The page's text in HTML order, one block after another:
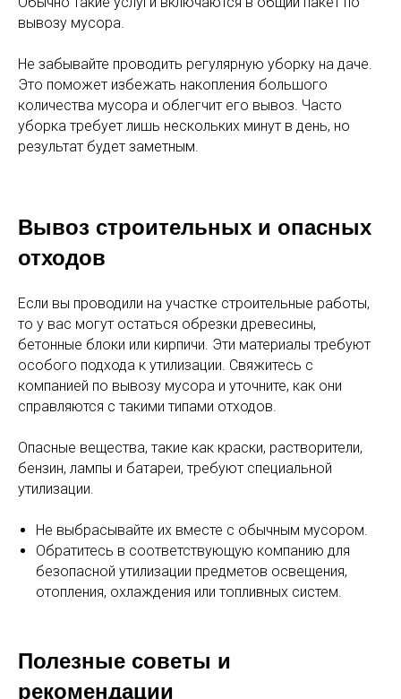
вывозу мусора.
Не забывайте проводить регулярную уборку на даче.
Это поможет избежать накопления большого
количества мусора и облегчит его вывоз. Часто
уборка требует лишь нескольких минут в день, но
результат будет заметным.
Вывоз строительных и опасных
отходов
Если вы проводили на участке строительные работы,
то у вас могут остаться обрезки древесины,
бетонные блоки или кирпичи. Эти материалы требуют
особого подхода к утилизации. Свяжитесь с
компанией по вывозу мусора и уточните, как они
справляются с такими типами отходов.
Опасные вещества, такие как краски, растворители,
бензин, лампы и батареи, требуют специальной
утилизации.
Не выбрасывайте их вместе с обычным мусором.
Обратитесь в соответствующую компанию для
безопасной утилизации предметов освещения,
отопления, охлаждения или топливных систем.
Полезные советы и
рекомендации